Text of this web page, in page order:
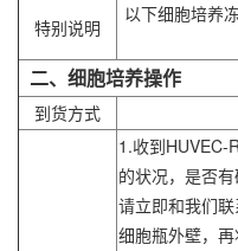
特别说明
以下细胞培养
二、细胞培养操作
到货方式
1.收到HUVEC-
的状况，是否
请立即和我们
细胞瓶外壁，再